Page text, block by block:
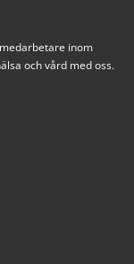
inom
och vård med oss.